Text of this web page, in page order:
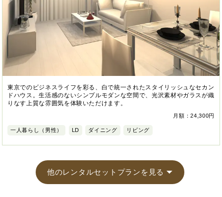
東京でのビジネスライフを彩る、白で統一されたスタイリッシュなセカン
ドハウス。生活感のないシンプルモダンな空間で、光沢素材やガラスが織
りなす上質な雰囲気を体験いただけます。
月額：24,300円
一人暮らし（男性） LD ダイニング リビング
他のレンタルセットプランを見る